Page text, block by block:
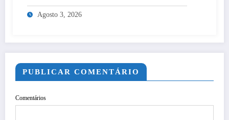
Agosto 3, 2026
PUBLICAR COMENTÁRIO
Comentários